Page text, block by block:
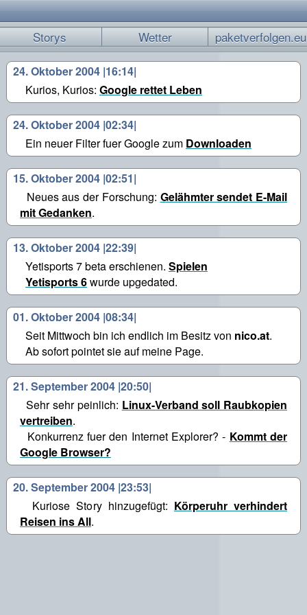
Storys Wetter paketverfolgen.eu
24. Oktober 2004 |16:14|
Kurios, Kurios: Google rettet Leben
24. Oktober 2004 |02:34|
Ein neuer Filter fuer Google zum Downloaden
15. Oktober 2004 |02:51|
Neues aus der Forschung: Gelähmter sendet E-Mail
mit Gedanken.
13. Oktober 2004 |22:39|
Yetisports 7 beta erschienen. Spielen
Yetisports 6wurde upgedated.
01. Oktober 2004 |08:34|
Seit Mittwoch bin ich endlich im Besitz von nico.at.
Ab sofort pointet sie auf meine Page.
21. September 2004 |20:50|
Sehr sehr peinlich: Linux-Verband soll Raubkopien
vertreiben.
Konkurrenz fuer den Internet Explorer? - Kommt der
Google Browser?
20. September 2004 |23:53|
Kuriose Story hinzugefügt: Körperuhr verhindert
Reisen ins All.